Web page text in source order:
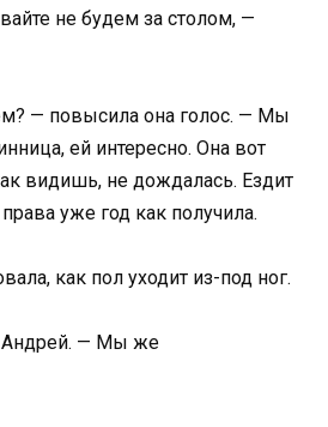
не будем за столом, —
— повысила она голос. — Мы
ей интересно. Она вот
видишь, не дождалась. Ездит
уже год как получила.
как пол уходит из-под ног.
— Мы же